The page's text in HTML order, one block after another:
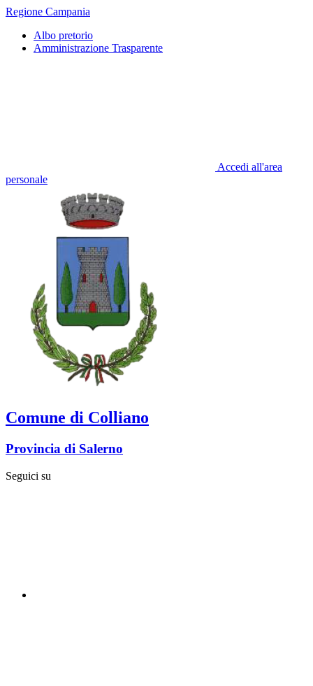
Regione Campania
Albo pretorio
Amministrazione Trasparente
Accedi all'area
personale
Comune di Colliano
Provincia di Salerno
Seguici su